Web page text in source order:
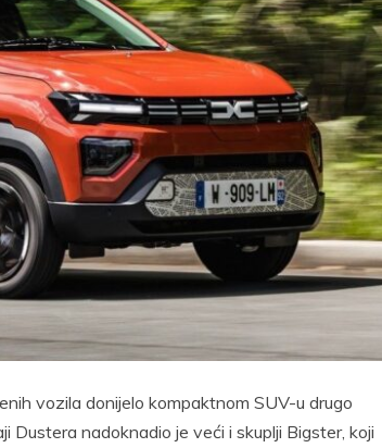
vozila donijelo kompaktnom SUV-u drugo
Dustera nadoknadio je veći i skuplji Bigster, koji